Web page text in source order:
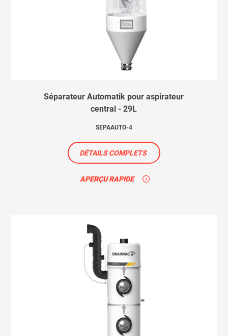
Séparateur Automatik pour aspirateur
central - 29L
SEPAAUTO-4
DÉTAILS COMPLETS
APERÇU RAPIDE